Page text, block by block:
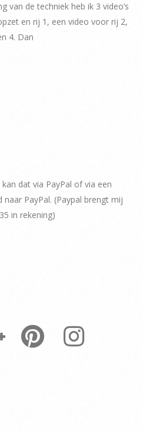
van de techniek heb ik 3 video’s
en rij 1, een video voor rij 2,
4. Dan
dat via PayPal of via een
PayPal. (Paypal brengt mij
in rekening)